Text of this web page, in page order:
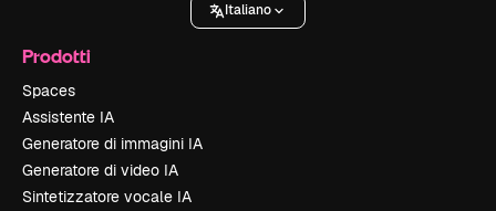
Italiano
Prodotti
Spaces
Assistente IA
Generatore di immagini IA
Generatore di video IA
Sintetizzatore vocale IA